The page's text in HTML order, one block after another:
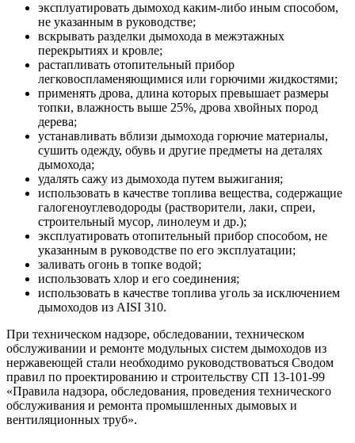
эксплуатировать дымоход каким-либо иным способом,
не указанным в руководстве;
вскрывать разделки дымохода в межэтажных
перекрытиях и кровле;
растапливать отопительный прибор
легковоспламеняющимися или горючими жидкостями;
применять дрова, длина которых превышает размеры
топки, влажность выше 25%, дрова хвойных пород
дерева;
устанавливать вблизи дымохода горючие материалы,
сушить одежду, обувь и другие предметы на деталях
дымохода;
удалять сажу из дымохода путем выжигания;
использовать в качестве топлива вещества, содержащие
галогеноуглеводороды (растворители, лаки, спреи,
строительный мусор, линолеум и др.);
эксплуатировать отопительный прибор способом, не
указанным в руководстве по его эксплуатации;
заливать огонь в топке водой;
использовать хлор и его соединения;
использовать в качестве топлива уголь за исключением
дымоходов из AISI 310.
При техническом надзоре, обследовании, техническом
обслуживании и ремонте модульных систем дымоходов из
нержавеющей стали необходимо руководствоваться Сводом
правил по проектированию и строительству СП 13-101-99
«Правила надзора, обследования, проведения технического
обслуживания и ремонта промышленных дымовых и
вентиляционных труб».